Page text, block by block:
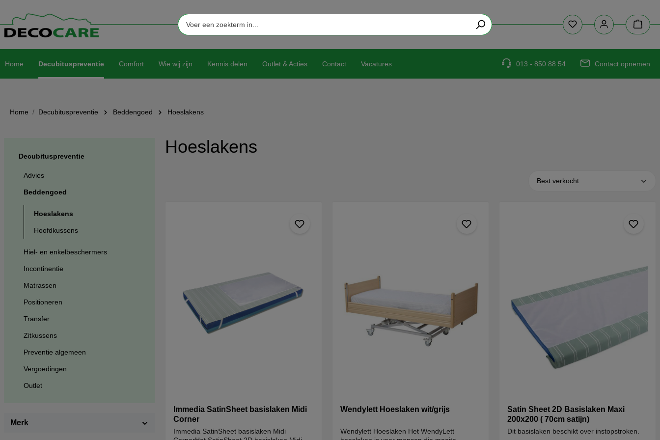
Home Decubituspreventie Comfort Wie wij zijn Kennis delen Outlet & Acties Contact Vacatures 013 - 850 88 54 Contact opnemen
Home Decubituspreventie Beddengoed Hoeslakens
Decubituspreventie
Advies
Beddengoed
Hoeslakens
Hoofdkussens
Hiel- en enkelbeschermers
Incontinentie
Matrassen
Positioneren
Transfer
Zitkussens
Preventie algemeen
Vergoedingen
Outlet
Merk
Hoeslakens
Immedia SatinSheet basislaken Midi
Corner
Immedia SatinSheet basislaken Midi
Wendylett Hoeslaken wit/grijs
Wendylett Hoeslaken Het WendyLett
Satin Sheet 2D Basislaken Maxi
200x200 ( 70cm satijn)
Dit basislaken beschikt over instopstroken.